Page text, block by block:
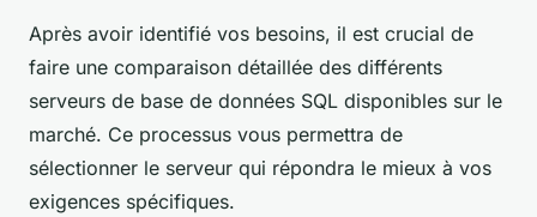
Après avoir identifié vos besoins, il est crucial de
faire une comparaison détaillée des différents
serveurs de base de données SQL disponibles sur le
marché. Ce processus vous permettra de
sélectionner le serveur qui répondra le mieux à vos
exigences spécifiques.